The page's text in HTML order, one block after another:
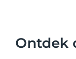
Ontdek